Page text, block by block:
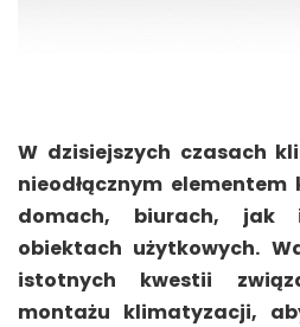
W dzisiejszych czasach
nieodłącznym
domach, biurach, jak
obiektach użytkowych.
istotnych kwestii
montażu klimatyzacji,